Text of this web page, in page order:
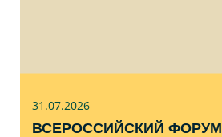
31.07.2026
ВСЕРОССИЙСКИЙ ФОРУМ